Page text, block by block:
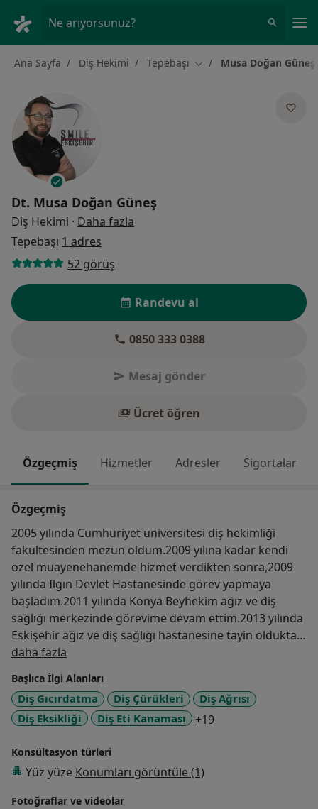
Ne arıyorsunuz?
Ana Sayfa Diş Hekimi Tepebaşı Şehir değiştir
Musa Doğan Güneş
Dt. Musa Doğan Güneş
Diş Hekimi · Daha fazla
Tepebaşı 1 adres
52 görüş
Randevu al
0850 333 0388
Mesaj gönder
Ücret öğren
Özgeçmiş Hizmetler Adresler Sigortalar
Özgeçmiş
2005 yılında Cumhuriyet üniversitesi diş hekimliği
fakültesinden mezun oldum.2009 yılına kadar kendi
özel muayenehanemde hizmet verdikten sonra,2009
yılında Ilgın Devlet Hastanesinde görev yapmaya
başladım.2011 yılında Konya Beyhekim ağız ve diş
sağlığı merkezinde görevime devam ettim.2013 yılında
Eskişehir ağız ve diş sağlığı hastanesine tayin olduktan
sonra 2021 yılına kadar görevime burda devam
ettim.2021 yılında Smile Eskişehir ağız ve diş sağlığı
polikliniğine görevime devam ediyorum.
daha fazla
Başlıca İlgi Alanları
Diş Gıcırdatma Diş Çürükleri
Diş Ağrısı
Diş Eksikliği
Diş Eti Kanaması +19
Konsültasyon türleri
Yüz yüze Konumları görüntüle (1)
Fotoğraflar ve videolar